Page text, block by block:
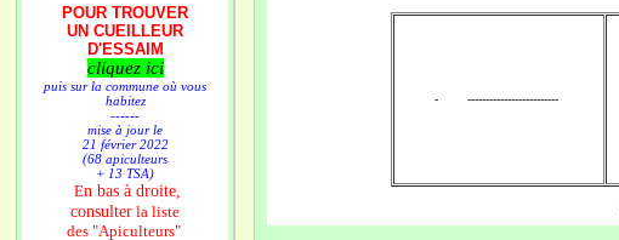
POUR TROUVER
UN CUEILLEUR
D'ESSAIM
cliquez ici
puis sur la commune où vous
habitez
------
mise à jour le
21 février 2022
(68 apiculteurs
+ 13 TSA)
En bas à droite,
consulter la liste
des "Apiculteurs"
- -------------------------